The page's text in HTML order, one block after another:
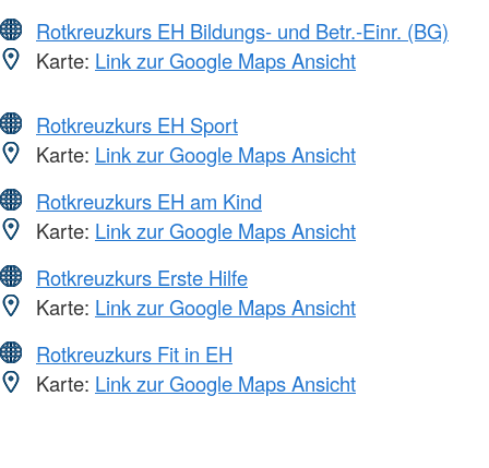
Rotkreuzkurs EH Bildungs- und Betr.-Einr. (BG)
Karte: Link zur Google Maps Ansicht
Rotkreuzkurs EH Sport
Karte: Link zur Google Maps Ansicht
Rotkreuzkurs EH am Kind
Karte: Link zur Google Maps Ansicht
Rotkreuzkurs Erste Hilfe
Karte: Link zur Google Maps Ansicht
Rotkreuzkurs Fit in EH
Karte: Link zur Google Maps Ansicht